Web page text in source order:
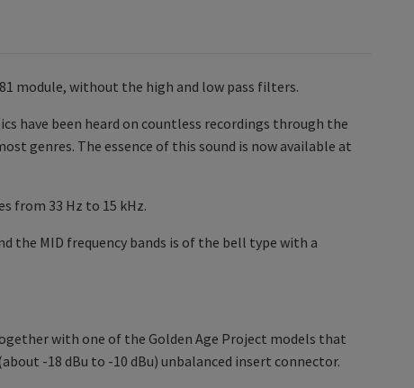
module, without the high and low pass filters.
have been heard on countless recordings through the
genres. The essence of this sound is now available at
from 33 Hz to 15 kHz.
the MID frequency bands is of the bell type with a
with one of the Golden Age Project models that
-18 dBu to -10 dBu) unbalanced insert connector.